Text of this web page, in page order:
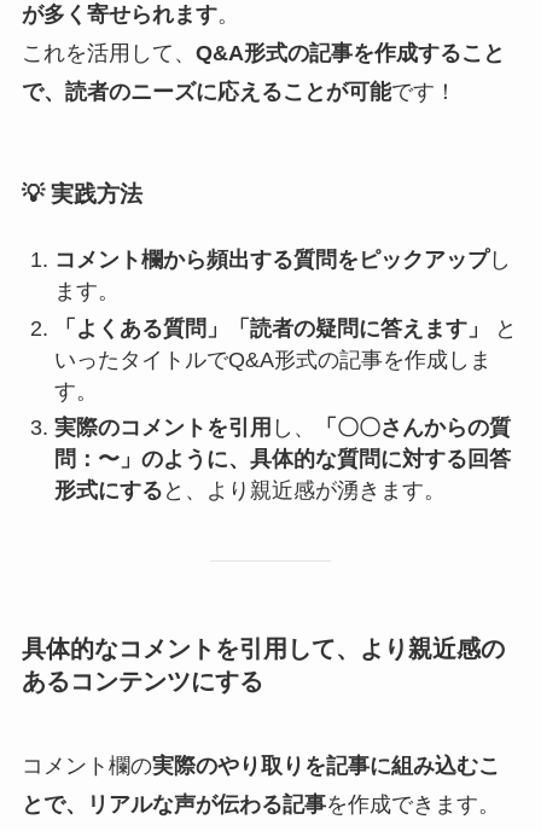
が多く寄せられます。
これを活用して、 Q&A形式の記事を作成すること
で、読者のニーズに応えることが可能です！
💡実践方法
コメント欄から頻出する質問をピックアップし
ます。
「よくある質問」「読者の疑問に答えます」
と
いったタイトルでQ&A形式の記事を作成しま
す。
実際のコメントを引用 し、
「〇〇さんからの質
問：〜」のように、具体的な質問に対する回答
形式にする と、より親近感が湧きます。
具体的なコメントを引用して、より親近感の
あるコンテンツにする
コメント欄の実際のやり取りを記事に組み込むこ
とで、リアルな声が伝わる記事を作成できます。